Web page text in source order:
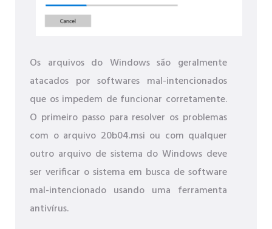
Os arquivos do Windows são geralmente
atacados por softwares mal-intencionados
que os impedem de funcionar corretamente.
O primeiro passo para resolver os problemas
com o arquivo 20b04.msi ou com qualquer
outro arquivo de sistema do Windows deve
ser verificar o sistema em busca de software
mal-intencionado usando uma ferramenta
antivírus.